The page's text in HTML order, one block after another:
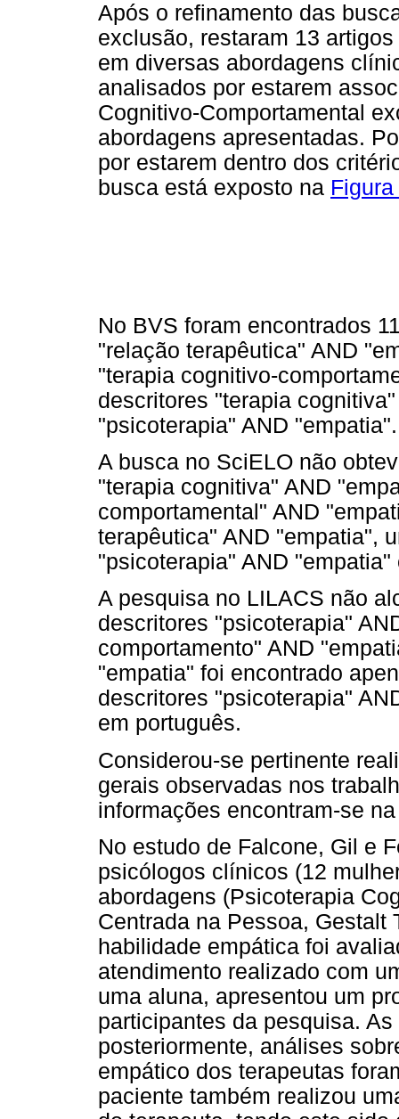
Após o refinamento das
exclusão, restaram 13
em diversas abordagens
analisados por estarem
Cognitivo-Comportamental
abordagens apresentadas.
por estarem dentro dos
busca está exposto na Figura
No BVS foram encontrados
"relação terapêutica" AND
"terapia cognitivo-
descritores "terapia
"psicoterapia" AND "empatia".
A busca no SciELO não
"terapia cognitiva" AND
comportamental" AND
terapêutica" AND "empatia",
"psicoterapia" AND
A pesquisa no LILACS não
descritores "psicoterapia"
comportamento" AND
"empatia" foi encontrado
descritores "psicoterapia"
em português.
Considerou-se pertinente
gerais observadas nos
informações encontram-se
No estudo de Falcone, Gil e
psicólogos clínicos (12
abordagens (Psicoterapia
Centrada na Pessoa, Gestalt
habilidade empática foi
atendimento realizado com
uma aluna, apresentou um
participantes da pesquisa.
posteriormente, análises
empático dos terapeutas
paciente também realizou